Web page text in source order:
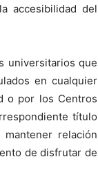
accesibilidad del
universitarios que
en cualquier
o por los Centros
título
relación
de disfrutar de